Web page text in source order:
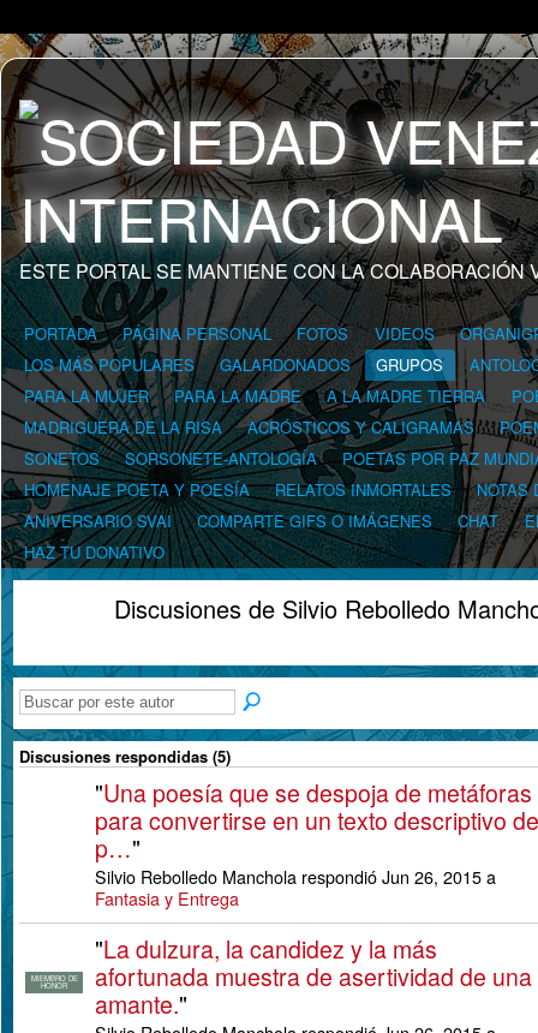
ESTE PORTAL SE MANTIENE CON LA COLABORACIÓN
PORTADA PÁGINA PERSONAL FOTOS VIDEOS
LOS MÁS POPULARES
GALARDONADOS GRUPOS
PARA LA MUJER
PARA LA MADRE A LA MADRE TIERRA
MADRIGUERA DE LA RISA
ACRÓSTICOS Y CALIGRAMAS
SONETOS
SORSONETE-ANTOLOGÍA
POETAS POR PAZ
HOMENAJE POETA Y POESÍA
RELATOS INMORTALES
NOTAS
ANIVERSARIO SVAI
COMPARTE GIFS O IMÁGENES CHAT
HAZ TU DONATIVO
Discusiones de Silvio Rebolledo
Discusiones respondidas (5)
"Una poesía que se despoja de metáforas
para convertirse en un texto descriptivo de
p…"
Silvio Rebolledo Manchola respondió Jun 26, 2015 a
Fantasia y Entrega
MIEMBRO DE
HONOR
"La dulzura, la candidez y la más
afortunada muestra de asertividad de una
amante."